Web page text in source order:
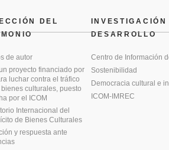
DEL
de autor
proyecto financiado por
luchar contra el tráfico
culturales, puesto
por el ICOM
Internacional del
de Bienes Culturales
y respuesta ante
INVESTIGACIÓN
DESARROLLO
Centro de Información
Sostenibilidad
Democracia cultural e
ICOM-IMREC